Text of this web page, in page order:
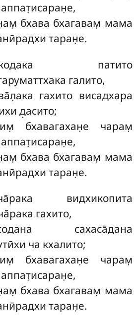
бхава бхагавам̣ мама
таран̣е.
патито
галито,
гахито висадхара
д̣асито;
бхавагахан̣е чарам̣
бхава бхагавам̣ мама
таран̣е.
видхикопита
гахито,
сахаса̄дана
ча кхалито;
бхавагахан̣е чарам̣
бхава бхагавам̣ мама
таран̣е.